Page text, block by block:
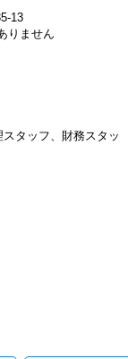
決めました。
成長スピードが上が
13
りません
タッフ、財務スタッ
性が求められており